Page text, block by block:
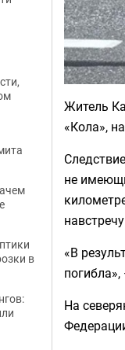
Житель
«Кола»,
не
«В
На
в